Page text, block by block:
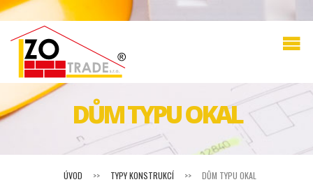
DŮM TYPU OKAL
ÚVOD >> TYPY KONSTRUKCÍ >> DŮM TYPU OKAL